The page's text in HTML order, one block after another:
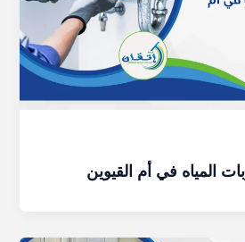
في أم القيوين